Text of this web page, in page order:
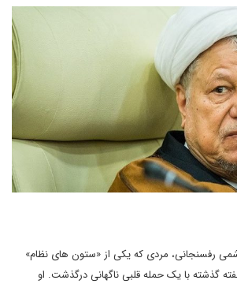
رفسنجانی، مردی که یکی از «ستون های نظام»
گذشته با یک حمله قلبی ناگهانی درگذشت. او